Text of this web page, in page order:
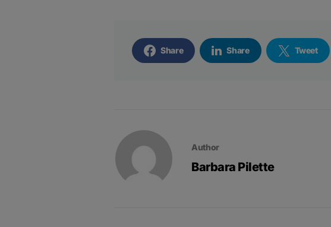
Share Share Tweet
Author
Barbara Pilette